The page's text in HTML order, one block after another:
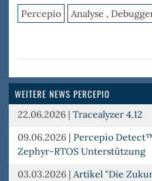
Percepio Analyse ,
WEITERE NEWS PERCEPIO
22.06.2026 | Tracealyzer 4.12
09.06.2026 | Percepio
Zephyr-RTOS Unterstützung
03.03.2026 | Artikel "Die